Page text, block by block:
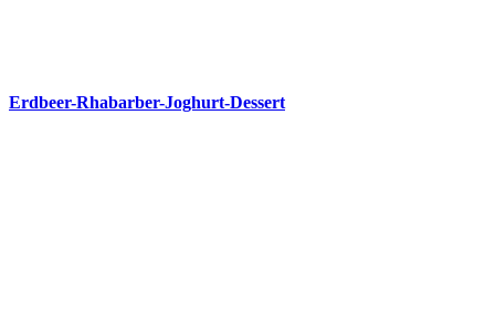
Erdbeer-Rhabarber-Joghurt-Dessert